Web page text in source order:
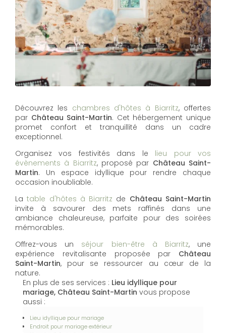
Découvrez les chambres d'hôtes à Biarritz, offertes
par Château Saint-Martin. Cet hébergement unique
promet confort et tranquillité dans un cadre
exceptionnel.
Organisez vos festivités dans le lieu pour vos
évènements à Biarritz, proposé par Château Saint-
Martin. Un espace idyllique pour rendre chaque
occasion inoubliable.
Latable d'hôtes à Biarritz de Château Saint-Martin
invite à savourer des mets raffinés dans une
ambiance chaleureuse, parfaite pour des soirées
mémorables.
Offrez-vous un séjour bien-être à Biarritz, une
expérience revitalisante proposée par Château
Saint-Martin, pour se ressourcer au cœur de la
nature.
En plus de ses services : Lieu idyllique pour
mariage, Château Saint-Martin vous propose
aussi :
Lieu idyllique pour mariage
Endroit pour mariage extérieur